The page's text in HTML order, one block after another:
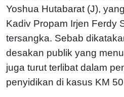
Yoshua Hutabarat (J),
Kadiv Propam Irjen Ferdy
tersangka. Sebab
desakan publik yang
juga turut terlibat dalam
penyidikan di kasus KM